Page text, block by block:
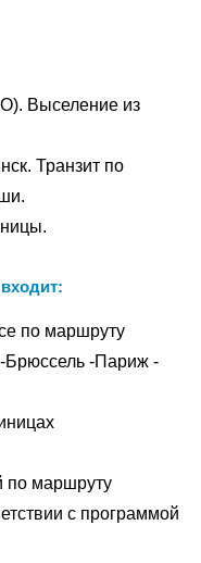
Выселение из
Транзит по
по маршруту
Брюссель -Париж -
маршруту
с программой